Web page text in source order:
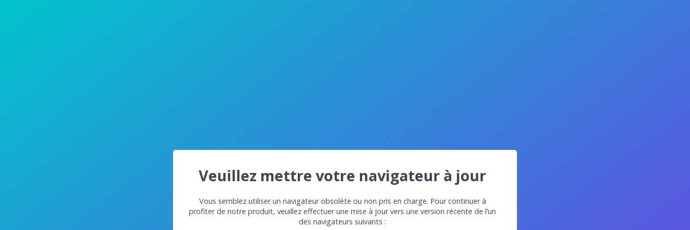
Veuillez mettre votre navigateur à jour
Vous semblez utiliser un navigateur obsolète ou non pris en charge. Pour continuer à
profiter de notre produit, veuillez effectuer une mise à jour vers une version récente de l’un
des navigateurs suivants :